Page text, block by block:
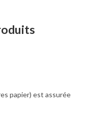
papier) est assurée